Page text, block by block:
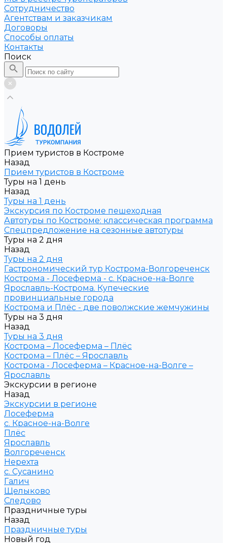
Сотрудничество
Агентствам и заказчикам
Договоры
Способы оплаты
Контакты
Поиск
Прием туристов в Костроме
Назад
Прием туристов в Костроме
Туры на 1 день
Назад
Туры на 1 день
Экскурсия по Костроме пешеходная
Автотуры по Костроме: классическая программа
Спецпредложение на сезонные автотуры
Туры на 2 дня
Назад
Туры на 2 дня
Гастрономический тур Кострома-Волгореченск
Кострома - Лосеферма - с. Красное-на-Волге
Ярославль-Кострома. Купеческие
провинциальные города
Кострома и Плёс - две поволжские жемчужины
Туры на 3 дня
Назад
Туры на 3 дня
Кострома – Лосеферма – Плёс
Кострома – Плёс – Ярославль
Кострома - Лосеферма – Красное-на-Волге –
Ярославль
Экскурсии в регионе
Назад
Экскурсии в регионе
Лосеферма
с. Красное-на-Волге
Плёс
Ярославль
Волгореченск
Нерехта
с. Сусанино
Галич
Щелыково
Следово
Праздничные туры
Назад
Праздничные туры
Новый год